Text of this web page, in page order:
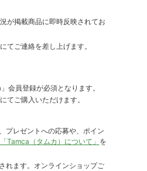
が掲載商品に即時反映されてお
てご連絡を差し上げます。
会員登録が必須となります。
てご購⼊いただけます。
プレゼントへの応募や、ポイン
「Tamca（タムカ）について」 を
れます。オンラインショップご